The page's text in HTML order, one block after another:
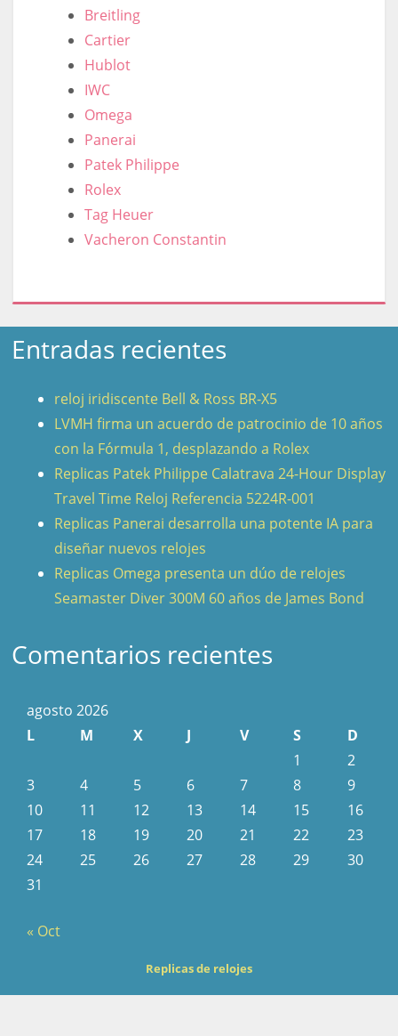
Breitling
Cartier
Hublot
IWC
Omega
Panerai
Patek Philippe
Rolex
Tag Heuer
Vacheron Constantin
Entradas recientes
reloj iridiscente Bell & Ross BR-X5
LVMH firma un acuerdo de patrocinio de 10 años
con la Fórmula 1, desplazando a Rolex
Replicas Patek Philippe Calatrava 24-Hour Display
Travel Time Reloj Referencia 5224R-001
Replicas Panerai desarrolla una potente IA para
diseñar nuevos relojes
Replicas Omega presenta un dúo de relojes
Seamaster Diver 300M 60 años de James Bond
Comentarios recientes
agosto 2026
L
M X J V S
D
1
2
3
4 5 6 7 8
9
10
11 12 13 14 15
16
17
18 19 20 21 22
23
24
25 26 27 28 29
30
31
« Oct
Replicas de relojes